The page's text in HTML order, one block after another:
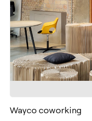
Wayco coworking